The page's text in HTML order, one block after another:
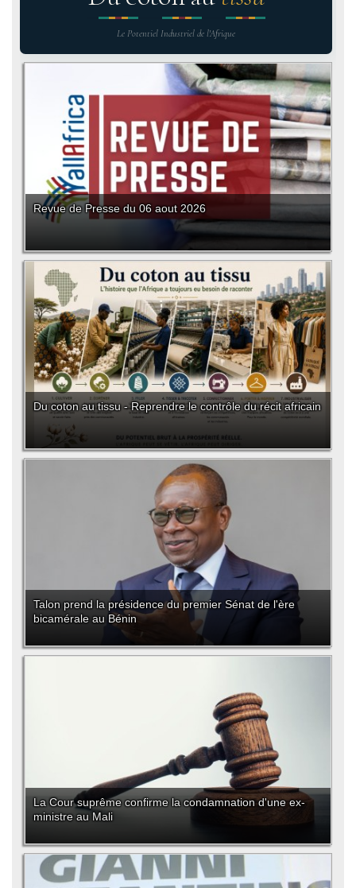
Le Potentiel Industriel de l'Afrique
Revue de Presse du 06 aout 2026
Du coton au tissu - Reprendre le contrôle du récit africain
Talon prend la présidence du premier Sénat de l'ère
bicamérale au Bénin
La Cour suprême confirme la condamnation d'une ex-
ministre au Mali